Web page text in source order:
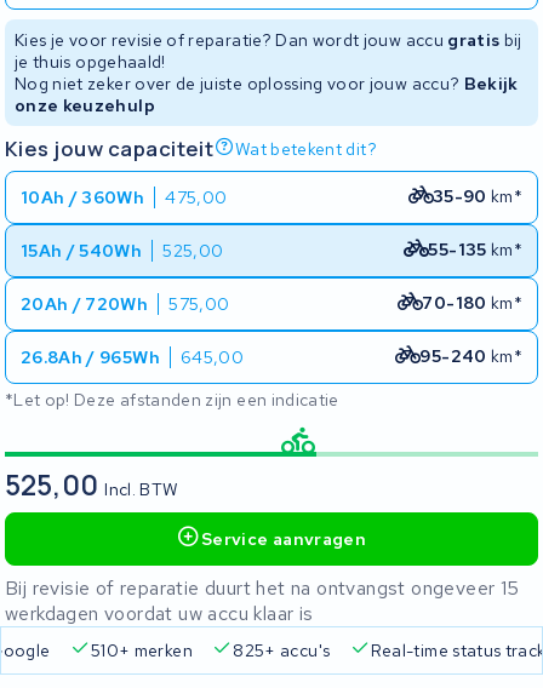
Kies je voor revisie of reparatie? Dan wordt jouw accu gratis bij
je thuis opgehaald!
Nog niet zeker over de juiste oplossing voor jouw accu? Bekijk
onze keuzehulp
Kies jouw capaciteit Wat betekent dit?
10Ah / 360Wh 475,00 35-90 km*
15Ah / 540Wh 525,00 55-135 km*
20Ah / 720Wh 575,00 70-180 km*
26.8Ah / 965Wh 645,00 95-240 km*
*Let op! Deze afstanden zijn een indicatie
525,00Incl. BTW
Service aanvragen
Bij revisie of reparatie duurt het na ontvangst ongeveer 15
werkdagen voordat uw accu klaar is
510+ merken 825+ accu's Real-time status